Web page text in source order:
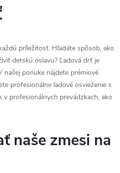
príležitosť. Hľadáte spôsob, ako
detskú oslavu? Ľadová drť je
našej ponuke nájdete prémiové
profesionálne ľadové osvieženie s
profesionálnych prevádzkach, ako
naše zmesi na